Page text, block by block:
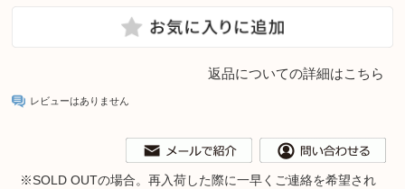
返品についての詳細はこちら
レビューはありません
※SOLD OUTの場合。再入荷した際に一早くご連絡を希望され